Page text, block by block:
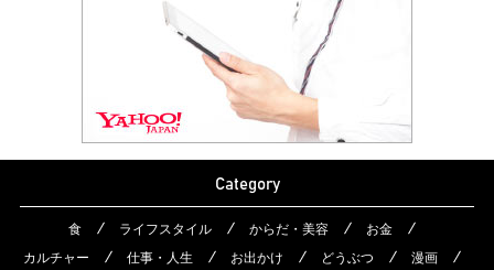
Category
食 ライフスタイル からだ・美容
お金
カルチャー
仕事・人生 お出かけ どうぶつ
漫画